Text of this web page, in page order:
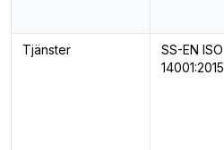
Tjänster
SS-EN ISO
14001:2015